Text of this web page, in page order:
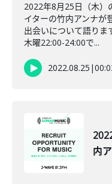
2022年8月25日（木）
イターの竹内アンナが
出会いについて語りま
木曜22:00-24:00で...
2022.08.25 |
内